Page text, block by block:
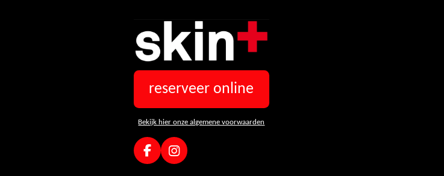
reserveer online
Bekijk hier onze algemene voorwaarden
F
a
I
n